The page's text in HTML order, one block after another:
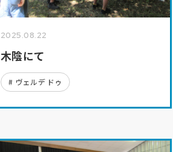
2025.08.22
木陰にて
ヴェルデ ドゥ